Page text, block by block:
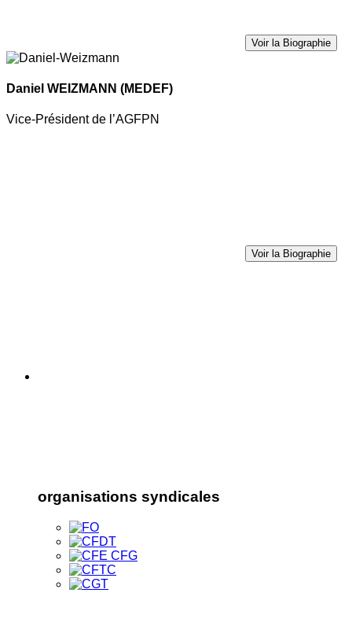
Voir la Biographie
Daniel WEIZMANN (MEDEF)
Vice-Président de l’AGFPN
Voir la Biographie
organisations syndicales